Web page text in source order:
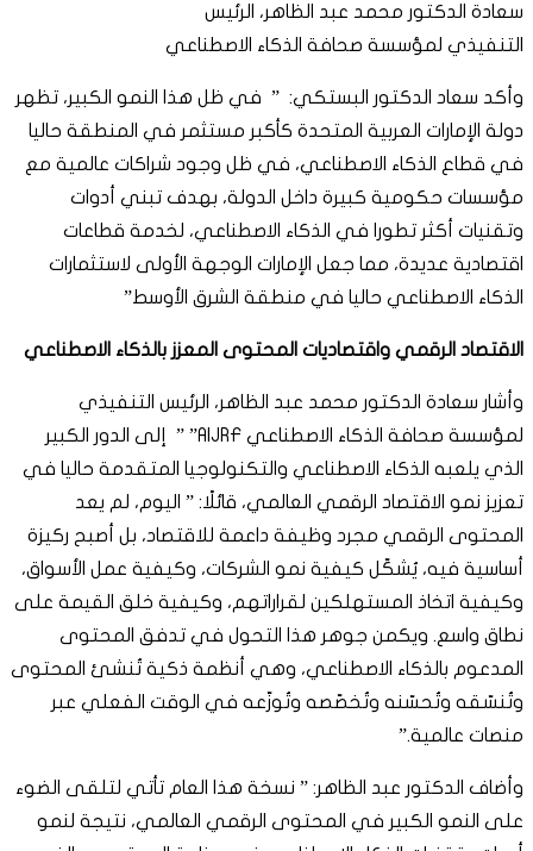
سعادة الدكتور محمد عبد الظاهر، الرئيس
التنفيذي لمؤسسة صحافة الذكاء الاصطناعي
وأكد سعاد الدكتور البستكي: ” في ظل هذا النمو الكبير، تظهر
دولة الإمارات العربية المتحدة كأكبر مستثمر في المنطقة حاليا
في قطاع الذكاء الاصطناعي، في ظل وجود شراكات عالمية مع
مؤسسات حكومية كبيرة داخل الدولة، بهدف تبني أدوات
وتقنيات أكثر تطورا في الذكاء الاصطناعي، لخدمة قطاعات
اقتصادية عديدة، مما جعل الإمارات الوجهة الأولى لاستثمارات
الذكاء الاصطناعي حاليا في منطقة الشرق الأوسط”
الاقتصاد الرقمي واقتصاديات المحتوى المعزز بالذكاء الاصطناعي
وأشار سعادة الدكتور محمد عبد الظاهر، الرئيس التنفيذي
لمؤسسة صحافة الذكاء الاصطناعي AIJRF” ” إلى الدور الكبير
الذي يلعبه الذكاء الاصطناعي والتكنولوجيا المتقدمة حاليا في
تعزيز نمو الاقتصاد الرقمي العالمي، قائلًا: ” اليوم، لم يعد
المحتوى الرقمي مجرد وظيفة داعمة للاقتصاد، بل أصبح ركيزة
أساسية فيه، يُشكّل كيفية نمو الشركات، وكيفية عمل الأسواق،
وكيفية اتخاذ المستهلكين لقراراتهم، وكيفية خلق القيمة على
نطاق واسع. ويكمن جوهر هذا التحول في تدفق المحتوى
المدعوم بالذكاء الاصطناعي، وهي أنظمة ذكية تُنشئ المحتوى
وتُنسّقه وتُحسّنه وتُخصّصه وتُوزّعه في الوقت الفعلي عبر
منصات عالمية.”
وأضاف الدكتور عبد الظاهر: ” نسخة هذا العام تأتي لتلقى الضوء
على النمو الكبير في المحتوى الرقمي العالمي، نتيجة لنمو